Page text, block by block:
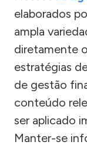
elaborados
ampla
diretamente
estratégias
de gestão
conteúdo
ser aplicado
Manter-se